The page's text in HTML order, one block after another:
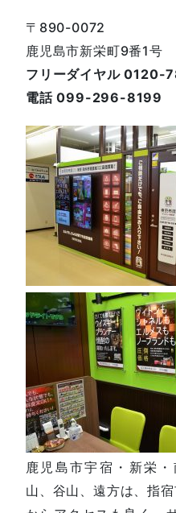
〒890-0072
鹿児島市新栄町9番1号
フリーダイヤル 0120-
電話 099-296-8199
鹿児島市宇宿・新栄
山、谷山、遠方は、指